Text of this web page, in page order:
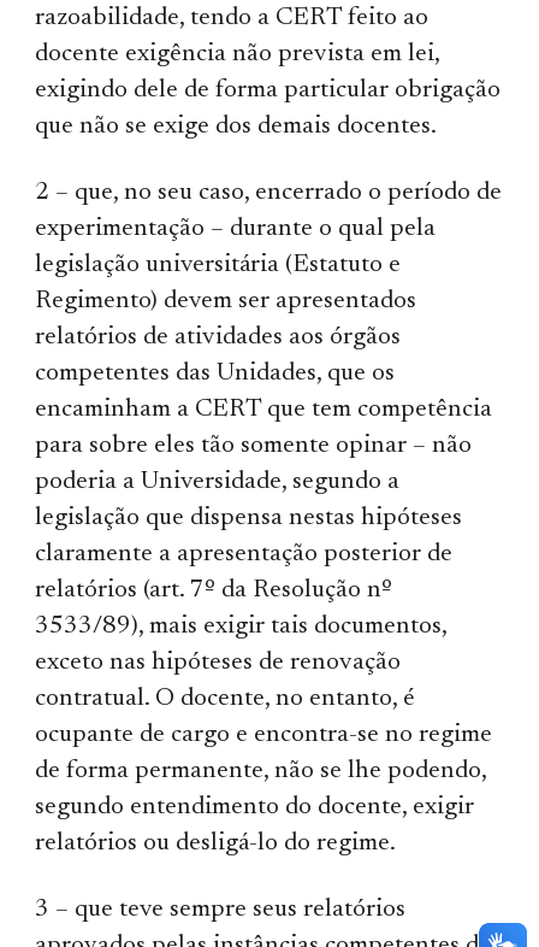
razoabilidade, tendo a CERT feito ao
docente exigência não prevista em lei,
exigindo dele de forma particular obrigação
que não se exige dos demais docentes.
2 – que, no seu caso, encerrado o período de
experimentação – durante o qual pela
legislação universitária (Estatuto e
Regimento) devem ser apresentados
relatórios de atividades aos órgãos
competentes das Unidades, que os
encaminham a CERT que tem competência
para sobre eles tão somente opinar – não
poderia a Universidade, segundo a
legislação que dispensa nestas hipóteses
claramente a apresentação posterior de
relatórios (art. 7º da Resolução nº
3533/89), mais exigir tais documentos,
exceto nas hipóteses de renovação
contratual. O docente, no entanto, é
ocupante de cargo e encontra-se no regime
de forma permanente, não se lhe podendo,
segundo entendimento do docente, exigir
relatórios ou desligá-lo do regime.
3 – que teve sempre seus relatórios